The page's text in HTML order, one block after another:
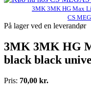
3MK 3MK HG Max
CS
På lager ved en leverandør
3MK 3MK HG
black black
Pris: 70,00 kr.